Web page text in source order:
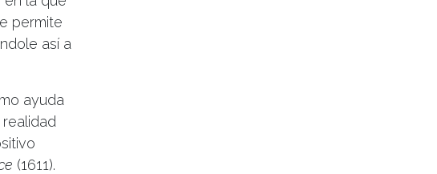
permite
así a
ayuda
(1611).